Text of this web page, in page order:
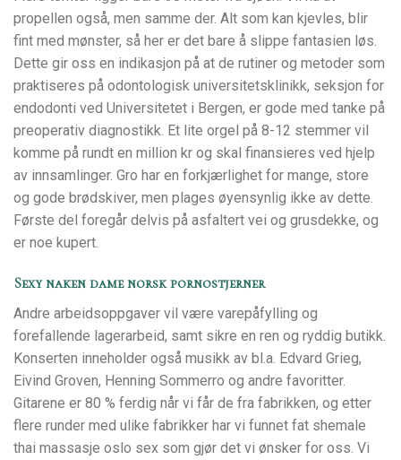
propellen også, men samme der. Alt som kan kjevles, blir
fint med mønster, så her er det bare å slippe fantasien løs.
Dette gir oss en indikasjon på at de rutiner og metoder som
praktiseres på odontologisk universitetsklinikk, seksjon for
endodonti ved Universitetet i Bergen, er gode med tanke på
preoperativ diagnostikk. Et lite orgel på 8-12 stemmer vil
komme på rundt en million kr og skal finansieres ved hjelp
av innsamlinger. Gro har en forkjærlighet for mange, store
og gode brødskiver, men plages øyensynlig ikke av dette.
Første del foregår delvis på asfaltert vei og grusdekke, og
er noe kupert.
Sexy naken dame norsk pornostjerner
Andre arbeidsoppgaver vil være varepåfylling og
forefallende lagerarbeid, samt sikre en ren og ryddig butikk.
Konserten inneholder også musikk av bl.a. Edvard Grieg,
Eivind Groven, Henning Sommerro og andre favoritter.
Gitarene er 80 % ferdig når vi får de fra fabrikken, og etter
flere runder med ulike fabrikker har vi funnet fat shemale
thai massasje oslo sex som gjør det vi ønsker for oss. Vi